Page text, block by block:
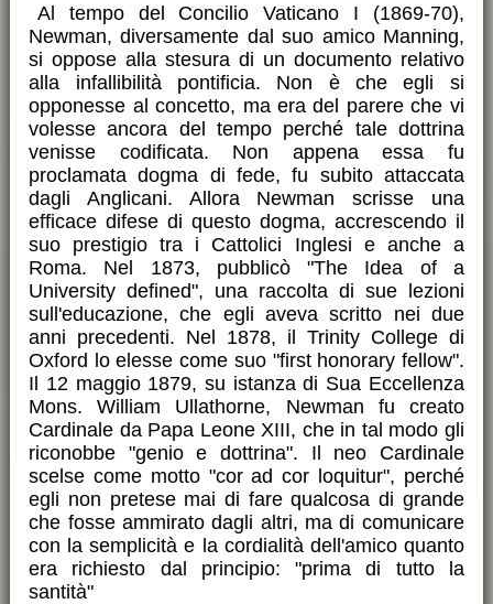
Al tempo del Concilio Vaticano I (1869-70),
Newman, diversamente dal suo amico Manning,
si oppose alla stesura di un documento relativo
alla infallibilità pontificia. Non è che egli si
opponesse al concetto, ma era del parere che vi
volesse ancora del tempo perché tale dottrina
venisse codificata. Non appena essa fu
proclamata dogma di fede, fu subito attaccata
dagli Anglicani. Allora Newman scrisse una
efficace difese di questo dogma, accrescendo il
suo prestigio tra i Cattolici Inglesi e anche a
Roma. Nel 1873, pubblicò "The Idea of a
University defined", una raccolta di sue lezioni
sull'educazione, che egli aveva scritto nei due
anni precedenti. Nel 1878, il Trinity College di
Oxford lo elesse come suo "first honorary fellow".
Il 12 maggio 1879, su istanza di Sua Eccellenza
Mons. William Ullathorne, Newman fu creato
Cardinale da Papa Leone XIII, che in tal modo gli
riconobbe "genio e dottrina". Il neo Cardinale
scelse come motto "cor ad cor loquitur", perché
egli non pretese mai di fare qualcosa di grande
che fosse ammirato dagli altri, ma di comunicare
con la semplicità e la cordialità dell'amico quanto
era richiesto dal principio: "prima di tutto la
santità"